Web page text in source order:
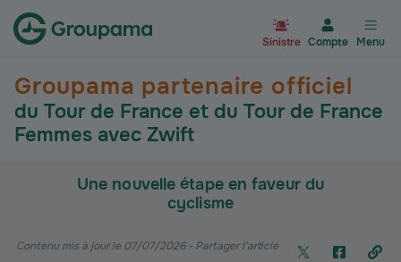
Sinistre Compte Menu
Groupama partenaire officiel
du Tour de France et du Tour de France
Femmes avec Zwift
Une nouvelle étape en faveur du
cyclisme
Contenu mis à jour le 07/07/2026- Partager l'article